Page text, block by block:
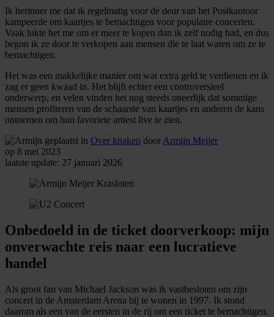
Ik herinner me dat ik regelmatig voor de deur van het Postkantoor
kampeerde om kaartjes te bemachtigen voor populaire concerten.
Vaak lukte het me om er meer te kopen dan ik zelf nodig had, en dus
begon ik ze door te verkopen aan mensen die te laat waren om ze te
bemachtigen.
Het was een makkelijke manier om wat extra geld te verdienen en ik
zag er geen kwaad in. Het blijft echter een controversieel
onderwerp, en velen vinden het nog steeds oneerlijk dat sommige
mensen profiteren van de schaarste van kaartjes en anderen de kans
ontnemen om hun favoriete artiest live te zien.
geplaatst in Over knaken door Armijn Meijer
op 8 mei 2023
laatste update: 27 januari 2026
Onbedoeld in de ticket doorverkoop: mijn
onverwachte reis naar een lucratieve
handel
Als groot fan van Michael Jackson was ik vastbesloten om zijn
concert in de Amsterdam Arena bij te wonen in 1997. Ik stond
daarom als een van de eersten in de rij om een ticket te bemachtigen.